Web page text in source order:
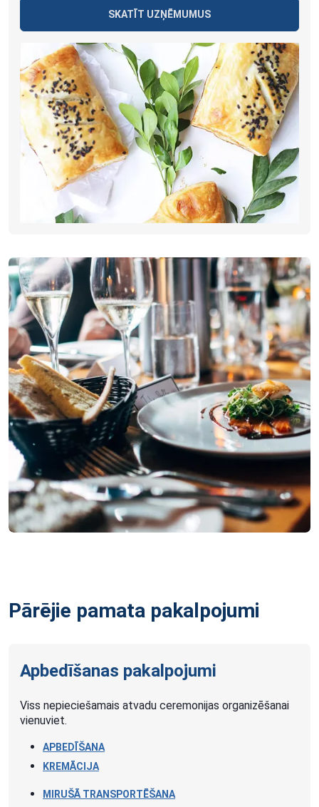
SKATĪT UZŅĒMUMUS
Pārējie pamata pakalpojumi
Apbedīšanas pakalpojumi
Viss nepieciešamais atvadu ceremonijas organizēšanai
vienuviet.
APBEDĪŠANA
KREMĀCIJA
MIRUŠĀ TRANSPORTĒŠANA